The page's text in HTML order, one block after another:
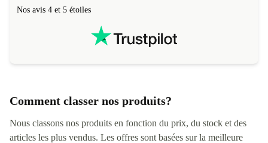
Nos avis 4 et 5 étoiles
Comment classer nos produits?
Nous classons nos produits en fonction du prix, du stock et des
articles les plus vendus. Les offres sont basées sur la meilleure